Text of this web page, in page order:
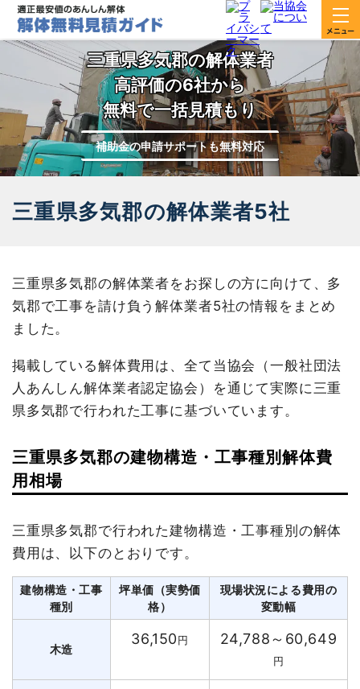
三重県多気郡の解体業者
高評価の6社から
無料で一括見積もり
補助金の申請サポートも無料対応
三重県多気郡の解体業者5社
三重県多気郡の解体業者をお探しの方に向けて、多
気郡で工事を請け負う解体業者5社の情報をまとめ
ました。
掲載している解体費用は、全て当協会（一般社団法
人あんしん解体業者認定協会）を通じて実際に三重
県多気郡で行われた工事に基づいています。
三重県多気郡の建物構造・工事種別解体費
用相場
三重県多気郡で行われた建物構造・工事種別の解体
費用は、以下のとおりです。
建物構造・工事
種別
坪単価（実勢価
格）
現場状況による費用の
変動幅
木造
36,150円 24,788～60,649
円